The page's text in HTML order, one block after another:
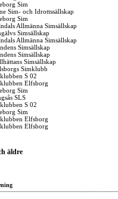
Sim
Sim- och Idrottssällskap
Sim
Allmänna Simsällskap
Simsällskap
Allmänna Simsällskap
Simsällskap
Simsällskap
Simsällskap
Simklubb
S 02
Elfsborg
Sim
SLS
S 02
Sim
Elfsborg
Elfsborg
äldre